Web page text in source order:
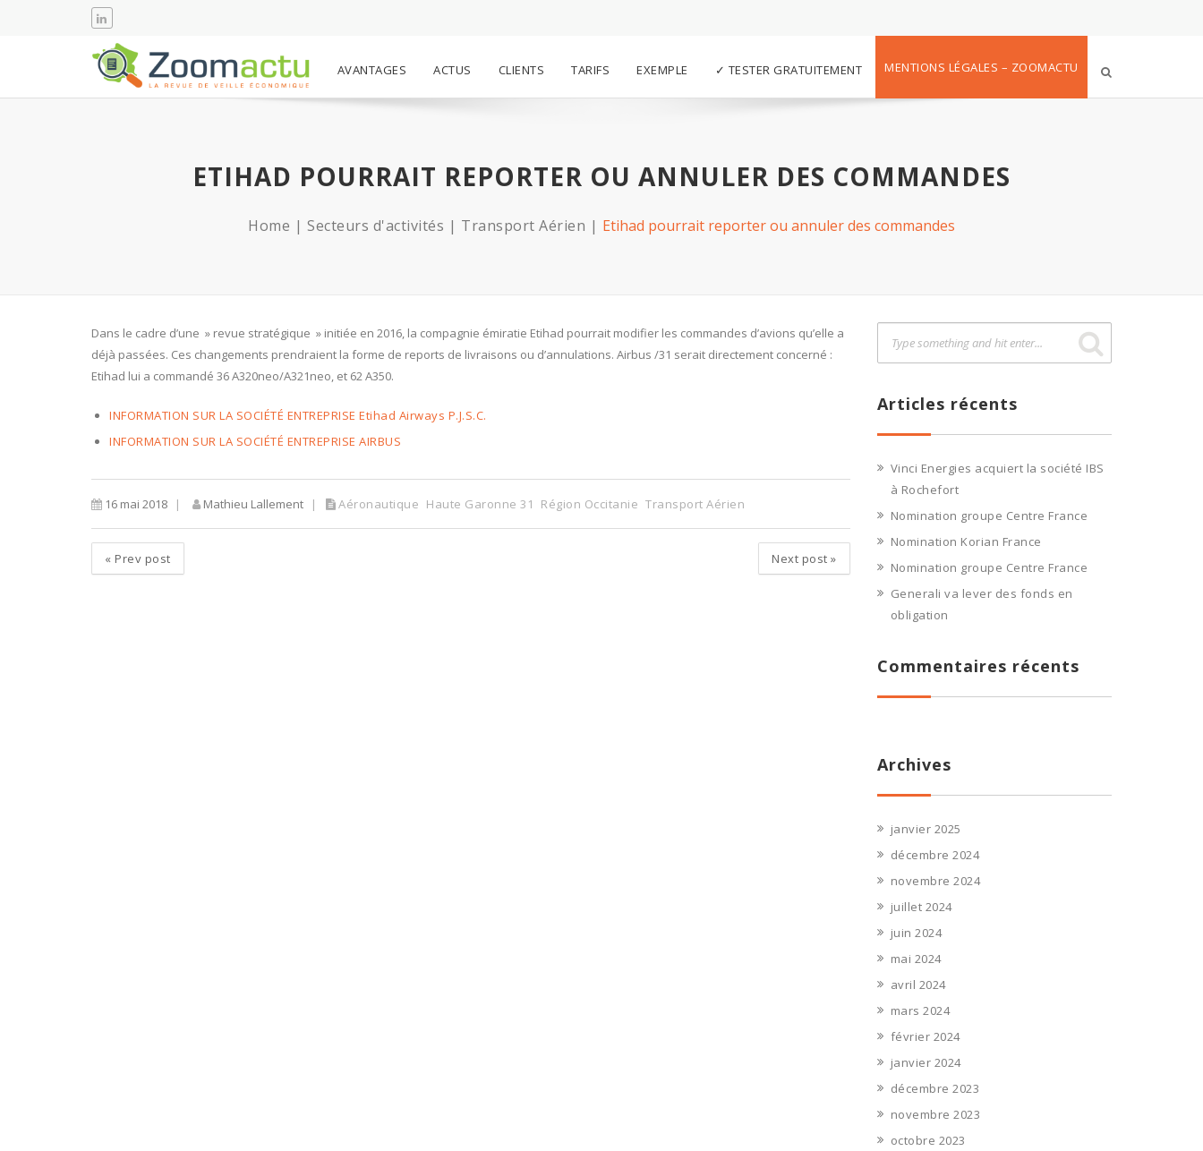
AVANTAGES ACTUS CLIENTS TARIFS EXEMPLE ✓ TESTER GRATUITEMENT MENTIONS LÉGALES – ZOOMACTU
ETIHAD POURRAIT REPORTER OU ANNULER DES COMMANDES
Home Secteurs d'activités Transport Aérien Etihad pourrait reporter ou annuler des commandes
Dans le cadre d’une » revue stratégique » initiée en 2016, la compagnie émiratie Etihad pourrait modifier les commandes d’avions qu’elle a
déjà passées. Ces changements prendraient la forme de reports de livraisons ou d’annulations. Airbus /31 serait directement concerné :
Etihad lui a commandé 36 A320neo/A321neo, et 62 A350.
INFORMATION SUR LA SOCIÉTÉ ENTREPRISE Etihad Airways P.J.S.C.
INFORMATION SUR LA SOCIÉTÉ ENTREPRISE AIRBUS
16 mai 2018 Mathieu Lallement Aéronautique Haute Garonne 31 Région Occitanie Transport Aérien
« Prev post Next post »
Articles récents
Vinci Energies acquiert la société IBS
à Rochefort
Nomination groupe Centre France
Nomination Korian France
Nomination groupe Centre France
Generali va lever des fonds en
obligation
Commentaires récents
Archives
janvier 2025
décembre 2024
novembre 2024
juillet 2024
juin 2024
mai 2024
avril 2024
mars 2024
février 2024
janvier 2024
décembre 2023
novembre 2023
octobre 2023